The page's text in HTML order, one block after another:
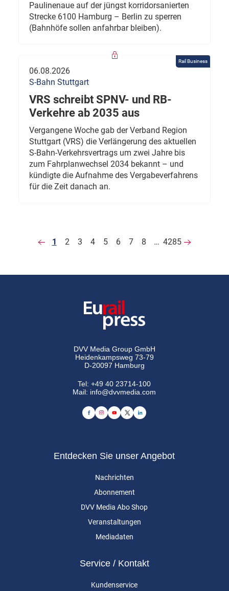
Paulinenaue auf der jüngst korridorsanierten
Strecke 6100 Hamburg – Berlin zu sperren
(Bahnhöfe sollen anfahrbar bleiben).
Rail Business
06.08.2026
S-Bahn Stuttgart
VRS schreibt SPNV- und RB-
Verkehre ab 2035 aus
Vergangene Woche gab der Verband Region
Stuttgart (VRS) die Verlängerung des aktuellen
S-Bahn-Verkehrsvertrags um zwei Jahre bis
zum Fahrplanwechsel 2034 bekannt – und
kündigte die Aufnahme des Vergabeverfahrens
für die Zeit danach an.
1 2 3 4 5 6 7 8 … 4285
DVV Media Group GmbH
Heidenkampsweg 73-79
D-20097 Hamburg
Tel:+49 40 23714-100
Mail: info@dvvmedia.com
Entdecken Sie unser Angebot
Nachrichten
Abonnement
DVV Media Abo Shop
Veranstaltungen
Mediadaten
Service / Kontakt
Kundenservice